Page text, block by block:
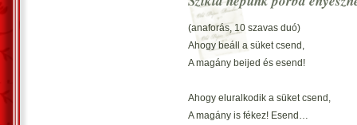
Vecsés, 2012. szeptember 8. – Kustra
(anaforás, 10 szavas duó)
Ahogy beáll a süket csend,
A magány beijed és esend!
Ahogy eluralkodik a süket csend,
A magány is fékez! Esend…